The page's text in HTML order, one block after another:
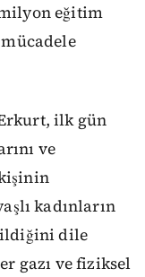
eğitim
ilk gün
ve
kadınların
dile
gazı ve fiziksel